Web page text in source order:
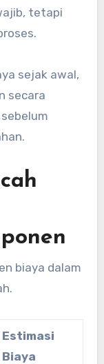
tetapi
sejak awal,
secara
biaya dalam
Estimasi
Biaya